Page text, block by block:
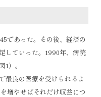
であった。その後、経済の
していった。1990年、病院
）。
最良の医療を受けられるよ
増やせばそれだけ収益につ